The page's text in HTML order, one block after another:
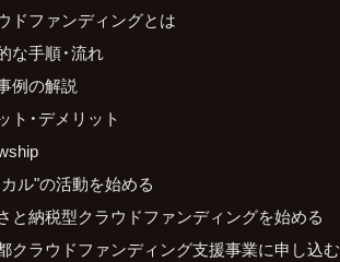
ドファンディングとは
な手順・流れ
例の解説
ト・デメリット
ル"の活動を始める
と納税型クラウドファンディングを始める
クラウドファンディング支援事業に申し込む